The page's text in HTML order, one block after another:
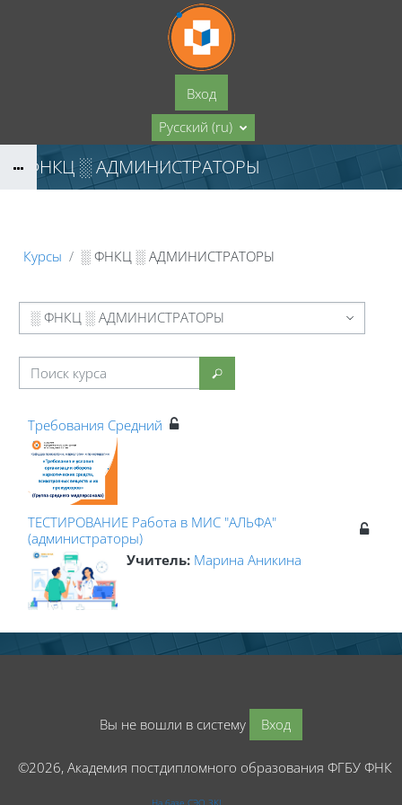
Перейти к основному содержанию
Вход
Русский ‎(ru)‎
░ ФНКЦ ░ АДМИНИСТРАТОРЫ
Курсы ░ ФНКЦ ░ АДМИНИСТРАТОРЫ
курсов
Поиск курса
Поиск курса
Требования Средний
ТЕСТИРОВАНИЕ Работа в МИС "АЛЬФА"
(администраторы)
Учитель: Марина Аникина
Вы не вошли в систему Вход
©2026, Академия постдипломного образования ФГБУ
На базе СЭО 3KL